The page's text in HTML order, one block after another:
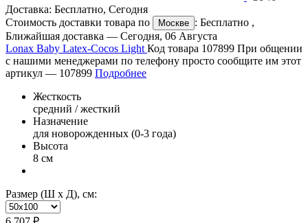
Доставка: Бесплатно, Сегодня
Стоимость доставки товара по
Москве : Бесплатно ,
Ближайшая доставка — Сегодня, 06 Августа
Lonax Baby Latex-Cocos Light Код товара 107899 При общении
с нашими менеджерами по телефону просто сообщите им этот
артикул — 107899 Подробнее
Жесткость
средний / жесткий
Назначение
для новорожденных (0-3 года)
Высота
8 см
Размер (Ш х Д), см: